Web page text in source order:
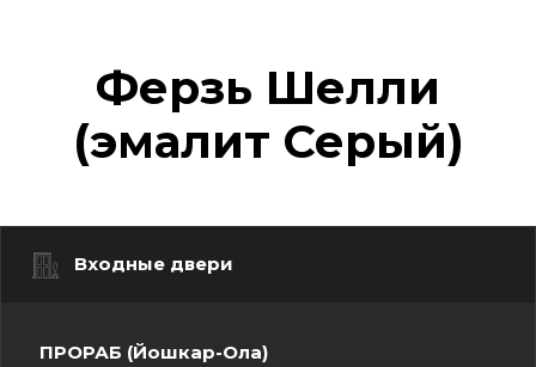
Ферзь Шелли
(эмалит Серый)
Входные двери
ПРОРАБ (Йошкар-Ола)